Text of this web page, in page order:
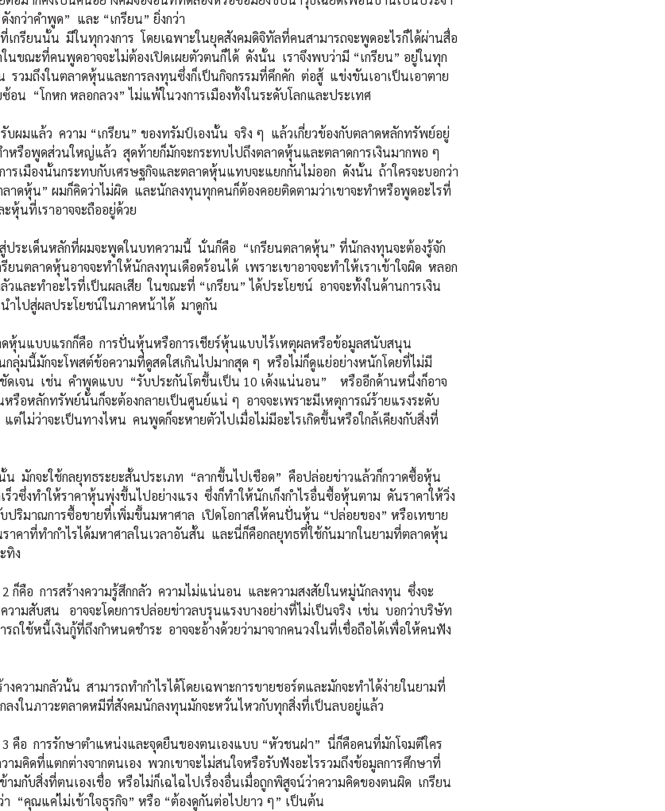
กว่าคำพูด” และ “เกรียน” ยิ่งกว่า
เกรียนนั้น มีในทุกวงการ โดยเฉพาะในยุคสังคมดิจิทัลที่คนสามารถจะพูดอะไรก็ได้ผ่านสื่อ
นขณะที่คนพูดอาจจะไม่ต้องเปิดเผยตัวตนก็ได้ ดังนั้น เราจึงพบว่ามี “เกรียน” อยู่ในทุก
รวมถึงในตลาดหุ้นและการลงทุนซึ่งก็เป็นกิจกรรมที่คึกคัก ต่อสู้ แข่งขันเอาเป็นเอาตาย
อน “โกหก หลอกลวง” ไม่แพ้ในวงการเมืองทั้งในระดับโลกและประเทศ
แล้ว ความ “เกรียน” ของทรัมป์เองนั้น จริง ๆ แล้วเกี่ยวข้องกับตลาดหลักทรัพย์อยู่
รือพูดส่วนใหญ่แล้ว สุดท้ายก็มักจะกระทบไปถึงตลาดหุ้นและตลาดการเงินมากพอ ๆ
ารเมืองนั้นกระทบกับเศรษฐกิจและตลาดหุ้นแทบจะแยกกันไม่ออก ดังนั้น ถ้าใครจะบอกว่า
าดหุ้น” ผมก็คิดว่าไม่ผิด และนักลงทุนทุกคนก็ต้องคอยติดตามว่าเขาจะทำหรือพูดอะไรที่
หุ้นที่เราอาจจะถืออยู่ด้วย
เด็นหลักที่ผมจะพูดในบทความนี้ นั่นก็คือ “เกรียนตลาดหุ้น” ที่นักลงทุนจะต้องรู้จัก
รียนตลาดหุ้นอาจจะทำให้นักลงทุนเดือดร้อนได้ เพราะเขาอาจจะทำให้เราเข้าใจผิด หลอก
วและทำอะไรที่เป็นผลเสีย ในขณะที่ “เกรียน” ได้ประโยชน์ อาจจะทั้งในด้านการเงิน
ำไปสู่ผลประโยชน์ในภาคหน้าได้ มาดูกัน
แบบแรกก็คือ การปั่นหุ้นหรือการเชียร์หุ้นแบบไร้เหตุผลหรือข้อมูลสนับสนุน
กลุ่มนี้มักจะโพสต์ข้อความที่ดูสดใสเกินไปมากสุด ๆ หรือไม่ก็ดูแย่อย่างหนักโดยที่ไม่มี
ดเจน เช่น คำพูดแบบ “รับประกันโตขึ้นเป็น 10 เด้งแน่นอน” หรืออีกด้านหนึ่งก็อาจ
รือหลักทรัพย์นั้นก็จะต้องกลายเป็นศูนย์แน่ ๆ อาจจะเพราะมีเหตุการณ์ร้ายแรงระดับ
ต่ไม่ว่าจะเป็นทางไหน คนพูดก็จะหายตัวไปเมื่อไม่มีอะไรเกิดขึ้นหรือใกล้เคียงกับสิ่งที่
จะใช้กลยุทธระยะสั้นประเภท “ลากขึ้นไปเชือด” คือปล่อยข่าวแล้วก็กวาดซื้อหุ้น
ร็วซึ่งทำให้ราคาหุ้นพุ่งขึ้นไปอย่างแรง ซึ่งก็ทำให้นักเก็งกำไรอื่นซื้อหุ้นตาม ดันราคาให้วิ่ง
ปริมาณการซื้อขายที่เพิ่มขึ้นมหาศาล เปิดโอกาสให้คนปั่นหุ้น “ปล่อยของ” หรือเทขาย
าคาที่ทำกำไรได้มหาศาลในเวลาอันสั้น และนี่ก็คือกลยุทธที่ใช้กันมากในยามที่ตลาดหุ้น
ทิง
อ การสร้างความรู้สึกกลัว ความไม่แน่นอน และความสงสัยในหมู่นักลงทุน ซึ่งจะ
วามสับสน อาจจะโดยการปล่อยข่าวลบรุนแรงบางอย่างที่ไม่เป็นจริง เช่น บอกว่าบริษัท
ถใช้หนี้เงินกู้ที่ถึงกำหนดชำระ อาจจะอ้างด้วยว่ามาจากคนวงในที่เชื่อถือได้เพื่อให้คนฟัง
ามกลัวนั้น สามารถทำกำไรได้โดยเฉพาะการขายชอร์ตและมักจะทำได้ง่ายในยามที่
ลงในภาวะตลาดหมีที่สังคมนักลงทุนมักจะหวั่นไหวกับทุกสิ่งที่เป็นลบอยู่แล้ว
การรักษาตำแหน่งและจุดยืนของตนเองแบบ “หัวชนฝา” นี่ก็คือคนที่มักโจมตีใคร
มคิดที่แตกต่างจากตนเอง พวกเขาจะไม่สนใจหรือรับฟังอะไรรวมถึงข้อมูลการศึกษาที่
มกับสิ่งที่ตนเองเชื่อ หรือไม่ก็เฉไฉไปเรื่องอื่นเมื่อถูกพิสูจน์ว่าความคิดของตนผิด เกรียน
“คุณแค่ไม่เข้าใจธุรกิจ” หรือ “ต้องดูกันต่อไปยาว ๆ” เป็นต้น